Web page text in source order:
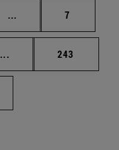
... Páginas intermedias
Página
7
... Páginas intermedias
Página
243